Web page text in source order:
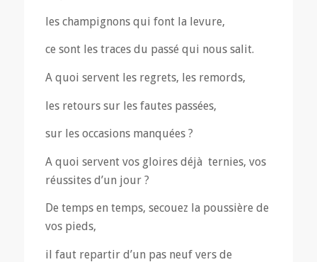
les champignons qui font la levure,
ce sont les traces du passé qui nous salit.
A quoi servent les regrets, les remords,
les retours sur les fautes passées,
sur les occasions manquées ?
A quoi servent vos gloires déjà ternies, vos
réussites d’un jour ?
De temps en temps, secouez la poussière de
vos pieds,
il faut repartir d’un pas neuf vers de